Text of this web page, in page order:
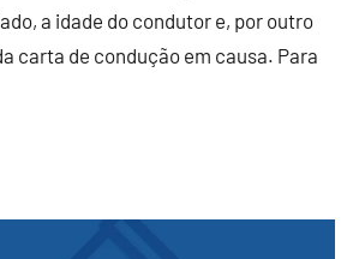
a idade do condutor e, por outro
carta de condução em causa. Para